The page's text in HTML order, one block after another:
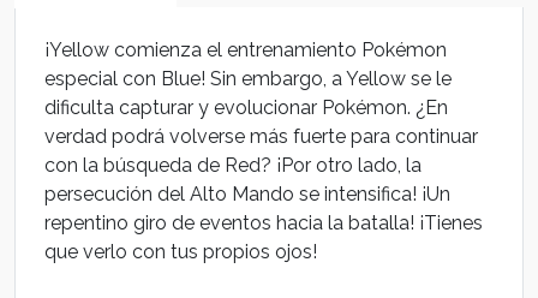
¡Yellow comienza el entrenamiento Pokémon
especial con Blue! Sin embargo, a Yellow se le
dificulta capturar y evolucionar Pokémon. ¿En
verdad podrá volverse más fuerte para continuar
con la búsqueda de Red? ¡Por otro lado, la
persecución del Alto Mando se intensifica! ¡Un
repentino giro de eventos hacia la batalla! ¡Tienes
que verlo con tus propios ojos!